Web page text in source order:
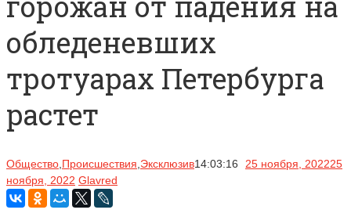
обледеневших
тротуарах Петербурга
растет
Общество Происшествия Эксклюзив14:03:16 25 ноября, 202225
ноября, 2022 Glavred